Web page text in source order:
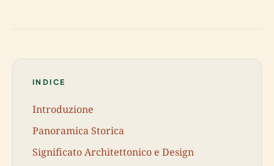
INDICE
Introduzione
Panoramica Storica
Significato Architettonico e Design